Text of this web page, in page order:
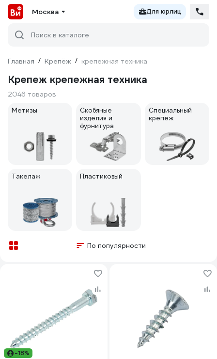
Москва Для юрлиц
Поиск в каталоге
Главная / Крепёж / крепежная техника
Крепеж крепежная техника
2046 товаров
Метизы
Скобяные
изделия и
фурнитура
Специальный
крепеж
Такелаж Пластиковый
По популярности
-18%